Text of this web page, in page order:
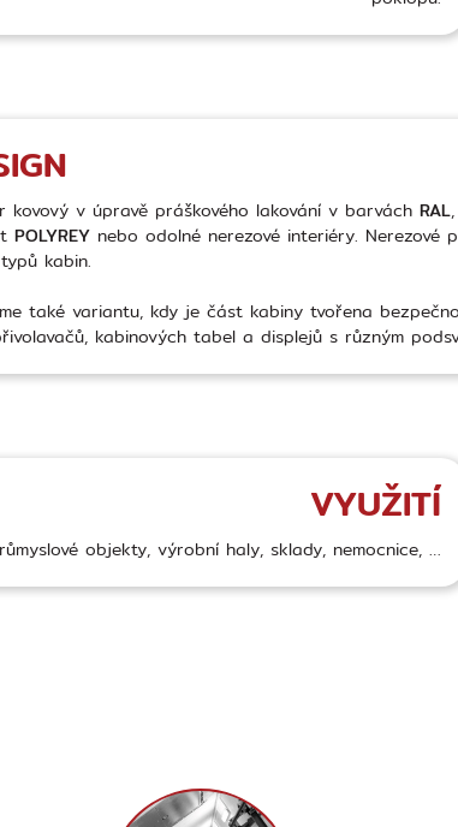
kovový v úpravě práškového lakování v barvách RAL
POLYREY nebo odolné nerezové interiéry. Nerezové
kabin.
také variantu, kdy je část kabiny tvořena
kabinových tabel a displejů s různým
VYUŽITÍ
objekty, výrobní haly, sklady, nemocnice, …